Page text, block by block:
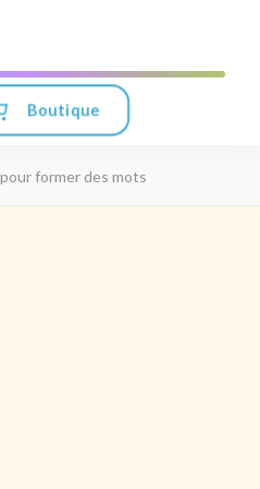
Boutique
former des mots